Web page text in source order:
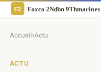
Accueil›Actu
ACTU